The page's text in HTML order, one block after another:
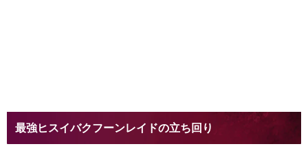
最強ヒスイバクフーンレイドの立ち回り